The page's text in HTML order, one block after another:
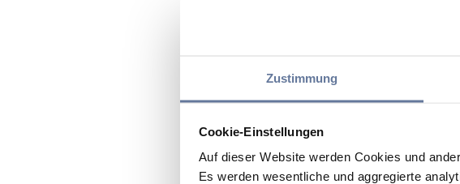
Zustimmung
Cookie-Einstellungen
Auf dieser Website werden Cookies und
Es werden wesentliche und aggregierte